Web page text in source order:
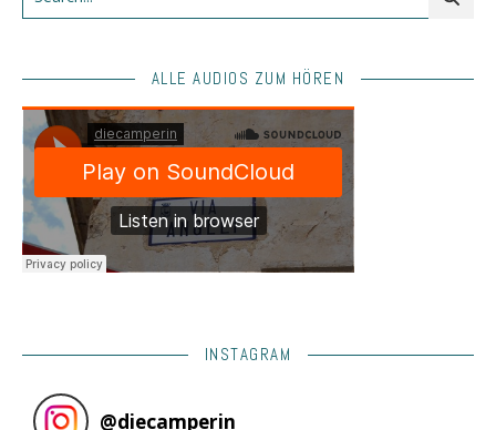
ALLE AUDIOS ZUM HÖREN
INSTAGRAM
@diecamperin